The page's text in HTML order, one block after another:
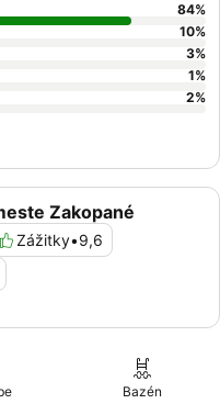
Zakopané
Zážitky•9,6
84%
10%
3%
1%
2%
Bazén